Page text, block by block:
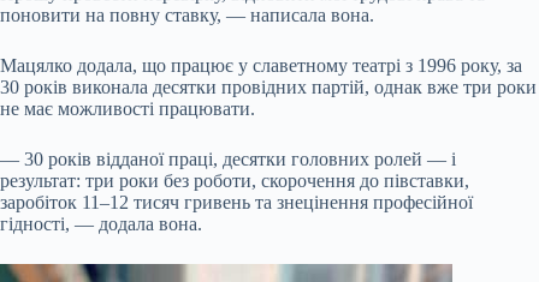
поновити на повну ставку, — написала вона.
Мацялко додала, що працює у славетному театрі з 1996 року, за
30 років виконала десятки провідних партій, однак вже три роки
не має можливості працювати.
— 30 років відданої праці, десятки головних ролей — і
результат: три роки без роботи, скорочення до півставки,
заробіток 11–12 тисяч гривень та знецінення професійної
гідності, — додала вона.